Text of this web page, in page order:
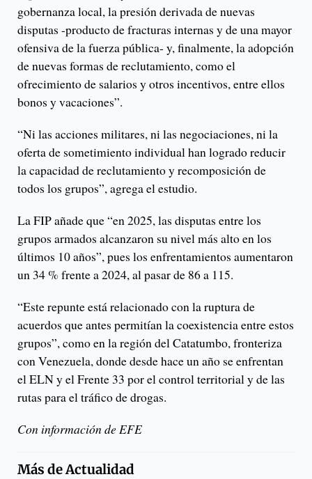
gobernanza local, la presión derivada de nuevas
disputas -producto de fracturas internas y de una mayor
ofensiva de la fuerza pública- y, finalmente, la adopción
de nuevas formas de reclutamiento, como el
ofrecimiento de salarios y otros incentivos, entre ellos
bonos y vacaciones”.
“Ni las acciones militares, ni las negociaciones, ni la
oferta de sometimiento individual han logrado reducir
la capacidad de reclutamiento y recomposición de
todos los grupos”, agrega el estudio.
La FIP añade que “en 2025, las disputas entre los
grupos armados alcanzaron su nivel más alto en los
últimos 10 años”, pues los enfrentamientos aumentaron
un 34 % frente a 2024, al pasar de 86 a 115.
“Este repunte está relacionado con la ruptura de
acuerdos que antes permitían la coexistencia entre estos
grupos”, como en la región del Catatumbo, fronteriza
con Venezuela, donde desde hace un año se enfrentan
el ELN y el Frente 33 por el control territorial y de las
rutas para el tráfico de drogas.
Con información de EFE
Más deActualidad